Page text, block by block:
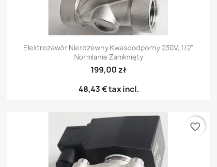
Elektrozawór Nierdzewny Kwasoodporny 230V, 1/2"
Normlanie Zamknięty
199,00 zł
48,43 €tax incl.
favorite_border